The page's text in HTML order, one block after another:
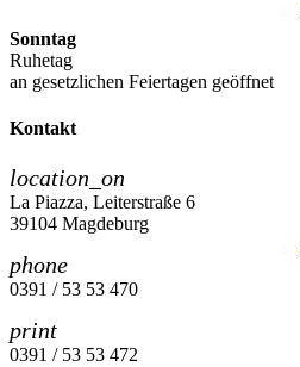
Sonntag
Ruhetag
an gesetzlichen Feiertagen geöffnet
Kontakt
location_on
La Piazza, Leiterstraße 6
39104 Magdeburg
phone
0391 / 53 53 470
print
0391 / 53 53 472